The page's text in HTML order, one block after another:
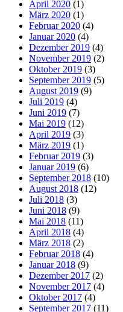
April 2020 (1)
März 2020 (1)
Februar 2020 (4)
Januar 2020 (4)
Dezember 2019 (4)
November 2019 (2)
Oktober 2019 (3)
September 2019 (5)
August 2019 (9)
Juli 2019 (4)
Juni 2019 (7)
Mai 2019 (12)
April 2019 (3)
März 2019 (1)
Februar 2019 (3)
Januar 2019 (6)
September 2018 (10)
August 2018 (12)
Juli 2018 (3)
Juni 2018 (9)
Mai 2018 (11)
April 2018 (4)
März 2018 (2)
Februar 2018 (4)
Januar 2018 (9)
Dezember 2017 (2)
November 2017 (4)
Oktober 2017 (4)
September 2017 (11)